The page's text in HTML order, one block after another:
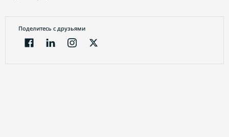
Поделитесь с друзьями